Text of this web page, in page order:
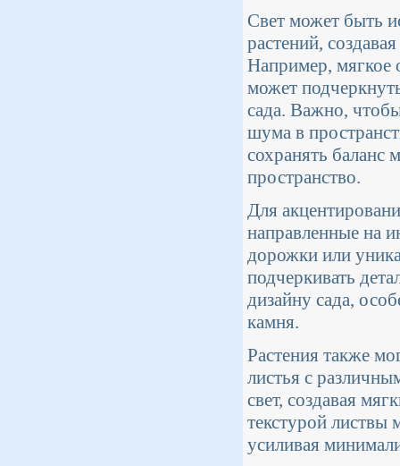
Свет может быть
растений,
Например, мягкое
может
сада. Важно,
шума в
сохранять баланс
пространство.
Для
направленные на
дорожки или
подчеркивать
дизайну сада,
камня.
Растения также
листья с
свет, создавая
текстурой листвы
усиливая